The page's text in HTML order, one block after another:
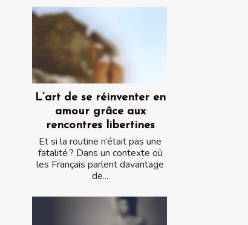
L’art de se réinventer en
amour grâce aux
rencontres libertines
Et si la routine n’était pas une
fatalité ? Dans un contexte où
les Français parlent davantage
de...